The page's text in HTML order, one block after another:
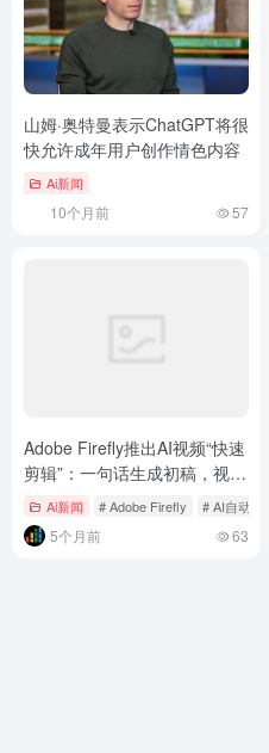
山姆·奥特曼表示ChatGPT将很
快允许成年用户创作情色内容
Ai新闻
10个月前 57
Adobe Firefly推出AI视频“快速
剪辑”：一句话生成初稿，视频
编辑效率革命
Ai新闻 # Adobe Firefly # AI自动剪辑
5个月前 63